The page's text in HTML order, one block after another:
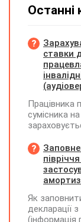
Останні
ставки
Працівника
сумісника
осіб з
вимог
Як
декларації
(інформація